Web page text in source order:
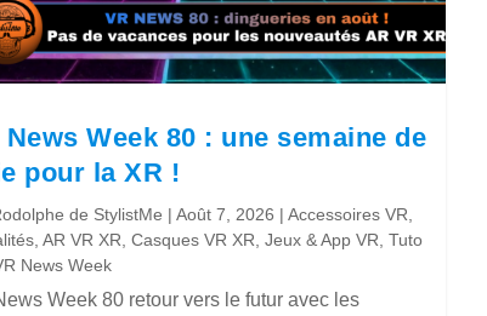
News Week 80 : une semaine de
pour la XR !
de StylistMe |Août 7, 2026 |Accessoires VR
,AR VR XR ,Casques VR XR ,Jeux & App VR ,Tuto
News Week
Week 80 retour vers le futur avec les